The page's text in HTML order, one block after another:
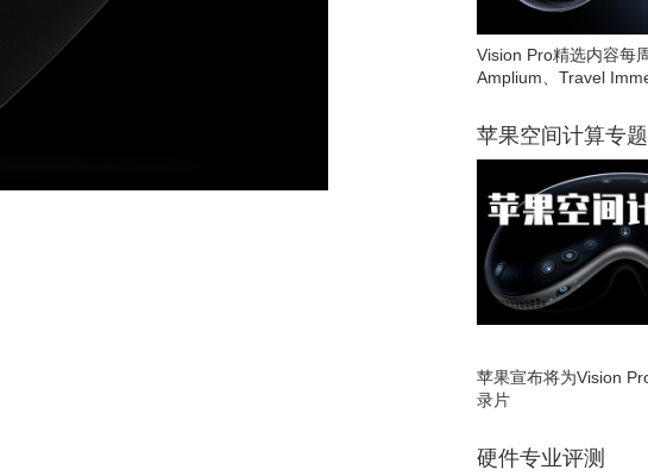
Vision Pro精选内容每
Amplium、Travel
苹果空间计算专题
苹果宣布将为Vision
录片
硬件专业评测